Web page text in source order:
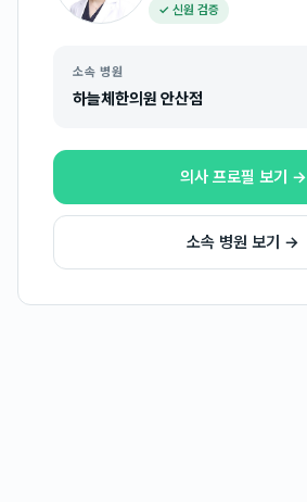
✓ 신원 검증
소속 병원
하늘체한의원 안산점
의사 프로필 보기 →
소속 병원 보기 →